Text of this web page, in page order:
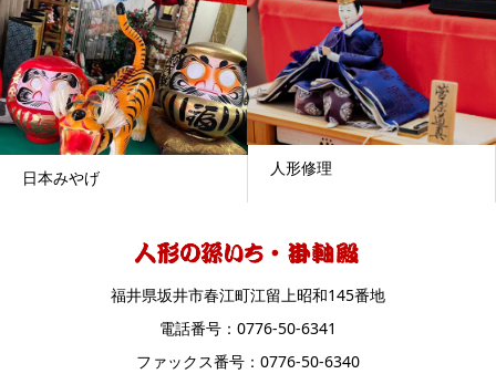
日本みやげ 人形修理
福井県坂井市春江町江留上昭和145番地
電話番号：0776-50-6341
ファックス番号：0776-50-6340